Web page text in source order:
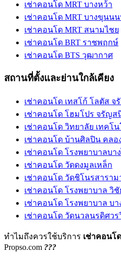
เช่าคอนโด MRT บางหว้า
เช่าคอนโด MRT บางขุนน
เช่าคอนโด MRT สนามไชย
เช่าคอนโด BRT ราชพฤกษ์
เช่าคอนโด BTS วุฒากาศ
สถานที่ตั้งและย่านใกล้เคียง
เช่าคอนโด เทสโก้ โลตัส จ
เช่าคอนโด โฮมโปร จรัญส
เช่าคอนโด วิทยาลัย เทคโ
เช่าคอนโด บ้านศิลปิน คลอ
เช่าคอนโด โรงพยาบาลบา
เช่าคอนโด วัดดงมูลเหล็ก
เช่าคอนโด วัดชิโนรสาราม
เช่าคอนโด โรงพยาบาล วิ
เช่าคอนโด โรงพยาบาล บา
เช่าคอนโด วัดนวลนรดิศวร
ทำไมถึงควรใช้บริการ เช่าคอนโ
Propso.com ???